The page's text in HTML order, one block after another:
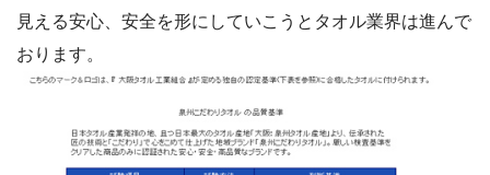
見える安心、安全を形にしていこうとタオル業界は進んで
おります。